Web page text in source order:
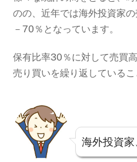
のの、近年では海外投資家
－70％となっています。
保有比率30％に対して売買
売り買いを繰り返しているこ
海外投資家